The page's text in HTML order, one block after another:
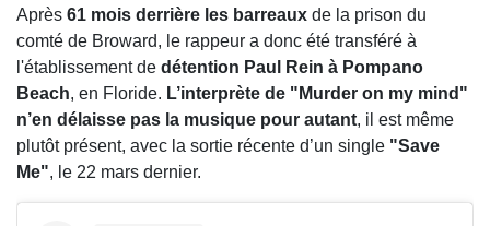
Après 61 mois derrière les barreaux de la prison du
comté de Broward, le rappeur a donc été transféré à
l'établissement de détention Paul Rein à Pompano
Beach, en Floride. L’interprète de "Murder on my mind"
n’en délaisse pas la musique pour autant, il est même
plutôt présent, avec la sortie récente d’un single "Save
Me", le 22 mars dernier.